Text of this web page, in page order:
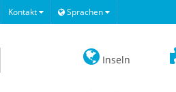
Kontakt Sprachen
Inseln